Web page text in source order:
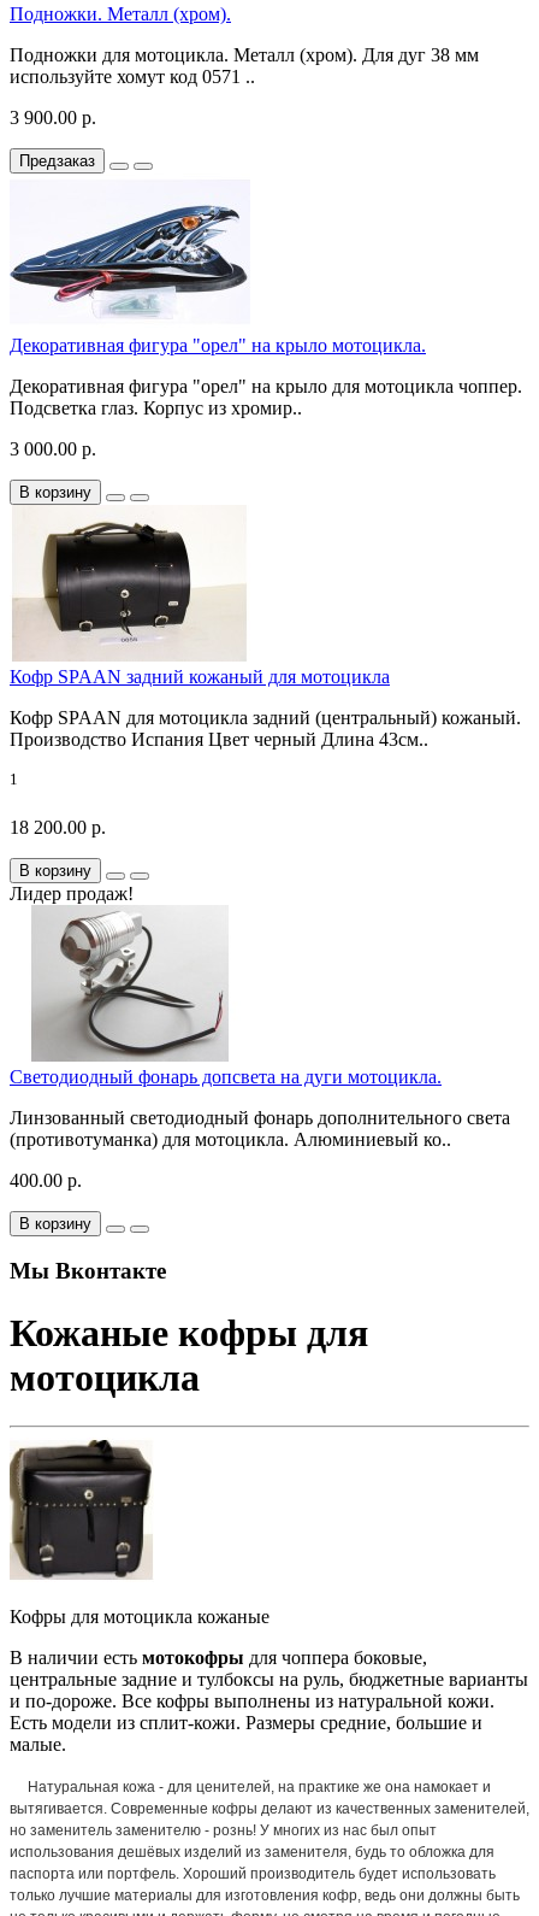
Подножки. Металл (хром).
Подножки для мотоцикла. Металл (хром). Для дуг 38 мм
используйте хомут код 0571 ..
3 900.00 р.
Предзаказ
Декоративная фигура "орел" на крыло мотоцикла.
Декоративная фигура "орел" на крыло для мотоцикла чоппер.
Подсветка глаз. Корпус из хромир..
3 000.00 р.
В корзину
Кофр SPAAN задний кожаный для мотоцикла
Кофр SPAAN для мотоцикла задний (центральный) кожаный.
Производство Испания Цвет черный Длина 43см..
1
18 200.00 р.
В корзину
Лидер продаж!
Светодиодный фонарь допсвета на дуги мотоцикла.
Линзованный светодиодный фонарь дополнительного света
(противотуманка) для мотоцикла. Алюминиевый ко..
400.00 р.
В корзину
Мы Вконтакте
Кожаные кофры для
мотоцикла
Кофры для мотоцикла кожаные
В наличии есть мотокофры для чоппера боковые,
центральные задние и тулбоксы на руль, бюджетные варианты
и по-дороже. Все кофры выполнены из натуральной кожи.
Есть модели из сплит-кожи. Размеры средние, большие и
малые.
Натуральная кожа - для ценителей, на практике же она намокает и
вытягивается. Современные кофры делают из качественных заменителей,
но заменитель заменителю - рознь! У многих из нас был опыт
использования дешёвых изделий из заменителя, будь то обложка для
паспорта или портфель. Хороший производитель будет использовать
только лучшие материалы для изготовления кофр, ведь они должны быть